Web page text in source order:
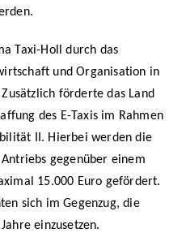
Taxi-Holl durch das
und Organisation in
förderte das Land
des E-Taxis im Rahmen
II. Hierbei werden die
gegenüber einem
15.000 Euro gefördert.
sich im Gegenzug, die
einzusetzen.